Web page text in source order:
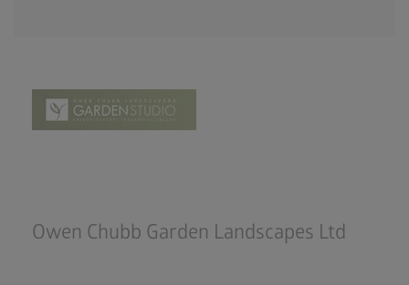
Owen Chubb Garden Landscapes Ltd